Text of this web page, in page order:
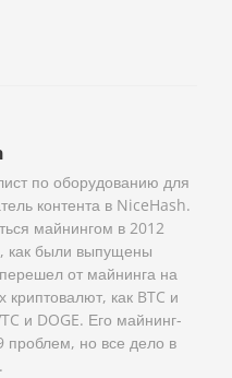
по оборудованию для
контента в NiceHash.
майнингом в 2012
как были выпущены
от майнинга на
криптовалют, как BTC и
и DOGE. Его майнинг-
проблем, но все дело в